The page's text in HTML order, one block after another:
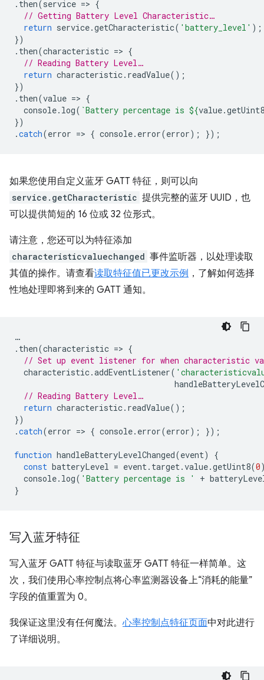
. then(service => {
// Getting Battery Level Characteristic…
return service.getCharacteristic( 'battery_level' );
})
. then(characteristic => {
// Reading Battery Level…
return characteristic. readValue();
})
. then(value => {
console. log( `Battery percentage is ${value.getUint8
})
.catch(error => { console. error(error); });
如果您使用自定义蓝牙 GATT 特征，则可以向
service.getCharacteristic 提供完整的蓝牙 UUID，也
可以提供简短的 16 位或 32 位形式。
请注意，您还可以为特征添加
characteristicvaluechanged 事件监听器，以处理读取
其值的操作。请查看读取特征值已更改示例 ，了解如何选择
性地处理即将到来的 GATT 通知。
…
. then(characteristic => {
// Set up event listener for when characteristic
characteristic.addEventListener(
// Reading Battery Level…
return characteristic. readValue();
})
.catch(error => { console. error(error); });
function handleBatteryLevelChanged(event)
{
const batteryLevel = event. target.value.getUint8(0
console. log( 'Battery percentage is ' +
}
写入蓝牙特征
写入蓝牙 GATT 特征与读取蓝牙 GATT 特征一样简单。这
次，我们使用心率控制点将心率监测器设备上“消耗的能量”
字段的值重置为 0。
我保证这里没有任何魔法。 心率控制点特征页面中对此进行
了详细说明。